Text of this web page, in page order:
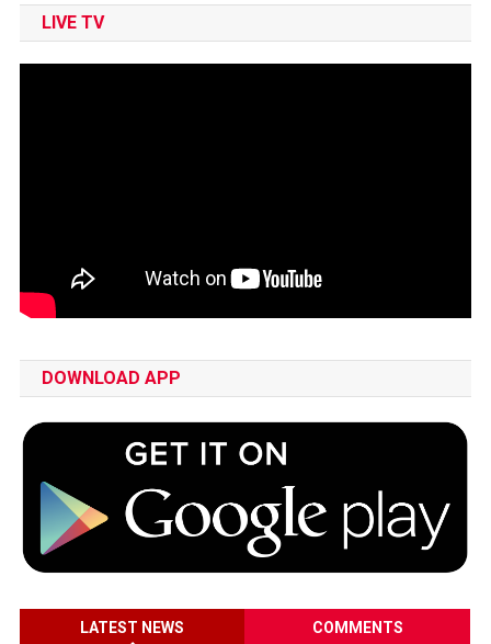
LIVE TV
DOWNLOAD APP
LATEST NEWS COMMENTS